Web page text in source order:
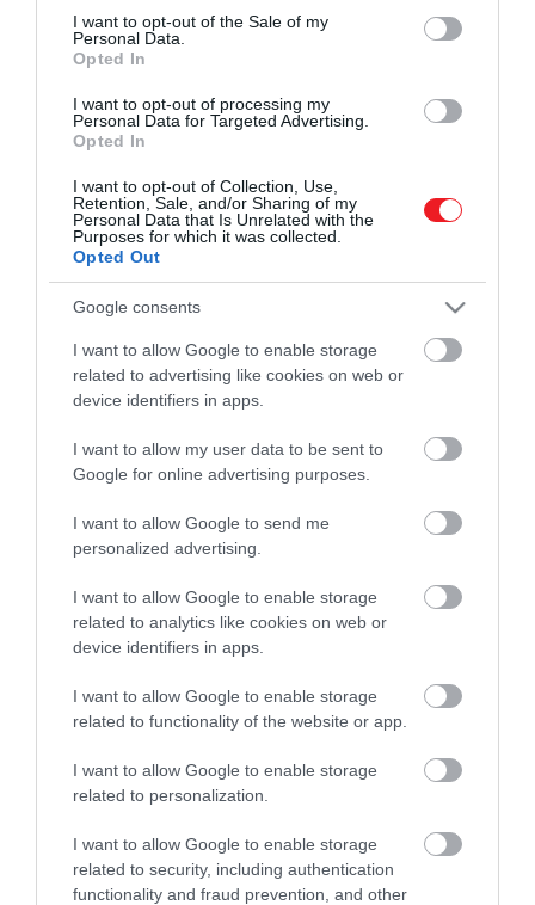
consent section.
I want to opt-out of the Sale of my
Personal Data.
Opted In
I want to opt-out of processing my
Personal Data for Targeted Advertising.
Opted In
I want to opt-out of Collection, Use,
Retention, Sale, and/or Sharing of my
Personal Data that Is Unrelated with the
Purposes for which it was collected.
Opted Out
Google consents
I want to allow Google to enable storage
related to advertising like cookies on web or
device identifiers in apps.
I want to allow my user data to be sent to
Google for online advertising purposes.
I want to allow Google to send me
personalized advertising.
I want to allow Google to enable storage
related to analytics like cookies on web or
device identifiers in apps.
I want to allow Google to enable storage
related to functionality of the website or app.
I want to allow Google to enable storage
related to personalization.
I want to allow Google to enable storage
related to security, including authentication
functionality and fraud prevention, and other
Művelődj, szórakozz, kíváncsiskodj, kóstolgass
és ismerd meg a Hamu és Gyémánt világát!
ROVATOK
Kultúra
Tudomány
Pénz
Magazin